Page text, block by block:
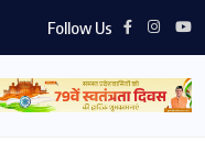
Follow Us